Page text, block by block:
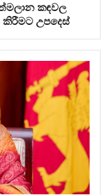
කඳවල
උපදෙස්